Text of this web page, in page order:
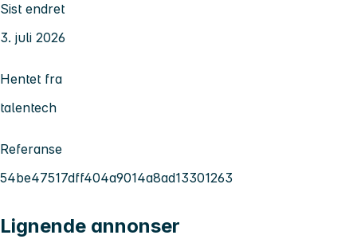
Sist endret
3. juli 2026
Hentet fra
talentech
Referanse
54be47517dff404a9014a8ad13301263
Lignende annonser